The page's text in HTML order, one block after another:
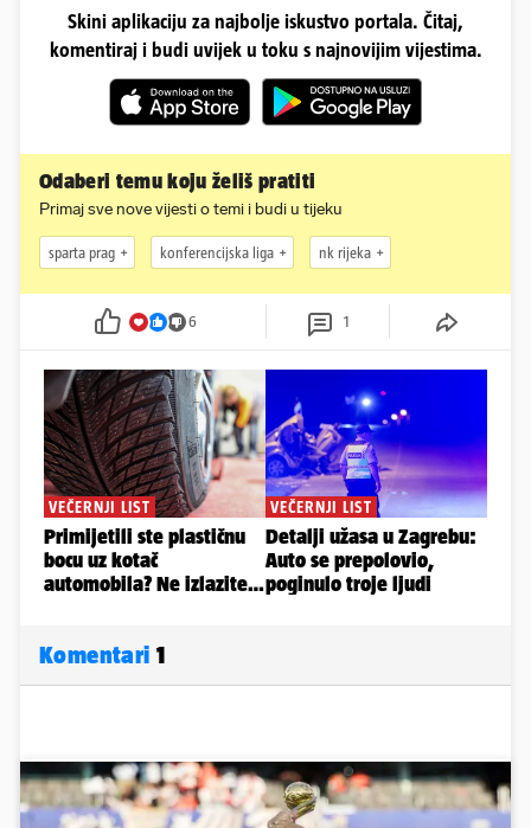
Skini aplikaciju za najbolje iskustvo portala. Čitaj,
komentiraj i budi uvijek u toku s najnovijim vijestima.
Odaberi temu koju želiš pratiti
Primaj sve nove vijesti o temi i budi u tijeku
sparta prag konferencijska liga nk rijeka
6 1
Komentari 1